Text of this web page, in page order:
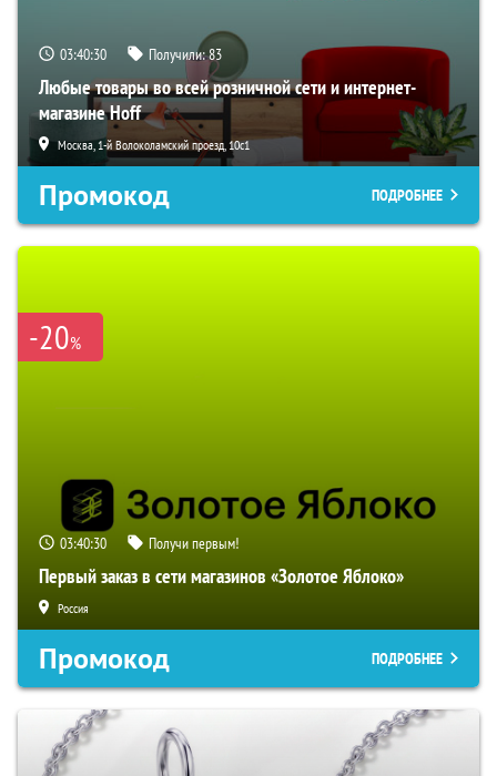
03:40:29 Получили:83
Любые товары во всей розничной сети и интернет-
магазине Hoff
Москва, 1-й Волоколамский проезд, 10с1
Промокод ПОДРОБНЕЕ
-20%
03:40:29 Получи первым!
Первый заказ в сети магазинов «Золотое Яблоко»
Россия
Промокод ПОДРОБНЕЕ